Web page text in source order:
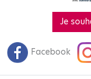
Je
Facebook